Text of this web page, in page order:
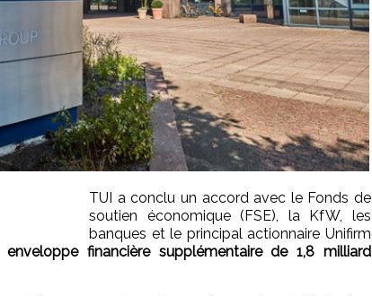
TUI a conclu un accord avec le Fonds de
soutien économique (FSE), la KfW, les
banques et le principal actionnaire Unifirm
enveloppe financière supplémentaire de 1,8 milliard